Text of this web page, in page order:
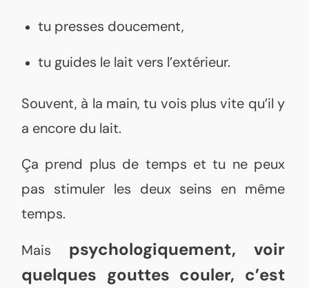
tu presses doucement,
tu guides le lait vers l’extérieur.
Souvent, à la main, tu vois plus vite qu’il y
a encore du lait.
Ça prend plus de temps et tu ne peux
pas stimuler les deux seins en même
temps.
Mais psychologiquement, voir
quelques gouttes couler, c’est